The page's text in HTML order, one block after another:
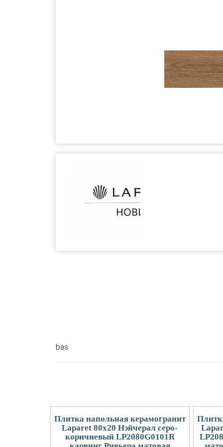
bas
Плитка напольная керамогранит
Laparet 80x20 Нэйчерал серо-
коричневый LP2080G0101R